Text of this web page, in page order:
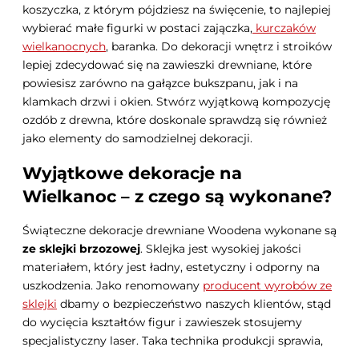
koszyczka, z którym pójdziesz na święcenie, to najlepiej
wybierać małe figurki w postaci zajączka, kurczaków
wielkanocnych, baranka. Do dekoracji wnętrz i stroików
lepiej zdecydować się na zawieszki drewniane, które
powiesisz zarówno na gałązce bukszpanu, jak i na
klamkach drzwi i okien. Stwórz wyjątkową kompozycję
ozdób z drewna, które doskonale sprawdzą się również
jako elementy do samodzielnej dekoracji.
Wyjątkowe dekoracje na
Wielkanoc – z czego są wykonane?
Świąteczne dekoracje drewniane Woodena wykonane są
ze sklejki brzozowej. Sklejka jest wysokiej jakości
materiałem, który jest ładny, estetyczny i odporny na
uszkodzenia. Jako renomowany producent wyrobów ze
sklejki dbamy o bezpieczeństwo naszych klientów, stąd
do wycięcia kształtów figur i zawieszek stosujemy
specjalistyczny laser. Taka technika produkcji sprawia,